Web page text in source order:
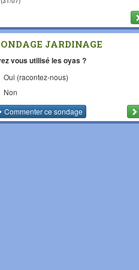
JARDINAGE
vous utilisé les oyas ?
Oui (racontez-nous)
Non
Commenterce sondage